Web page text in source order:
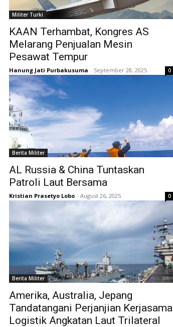
Militer Turki
KAAN Terhambat, Kongres AS
Melarang Penjualan Mesin
Pesawat Tempur
Hanung Jati Purbakusuma - September 28, 2025 0
Berita Militer
AL Russia & China Tuntaskan
Patroli Laut Bersama
Kristian Prasetyo Lobo - August 26, 2025 0
Berita Militer
Amerika, Australia, Jepang
Tandatangani Perjanjian Kerjasama
Logistik Angkatan Laut Trilateral